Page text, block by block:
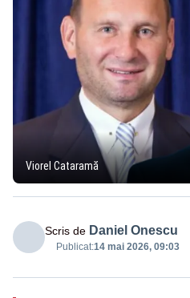
Viorel Cataramă
Scris de Daniel Onescu
Publicat:14 mai 2026, 09:03